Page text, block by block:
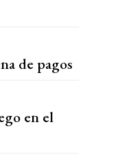
de pagos
en el